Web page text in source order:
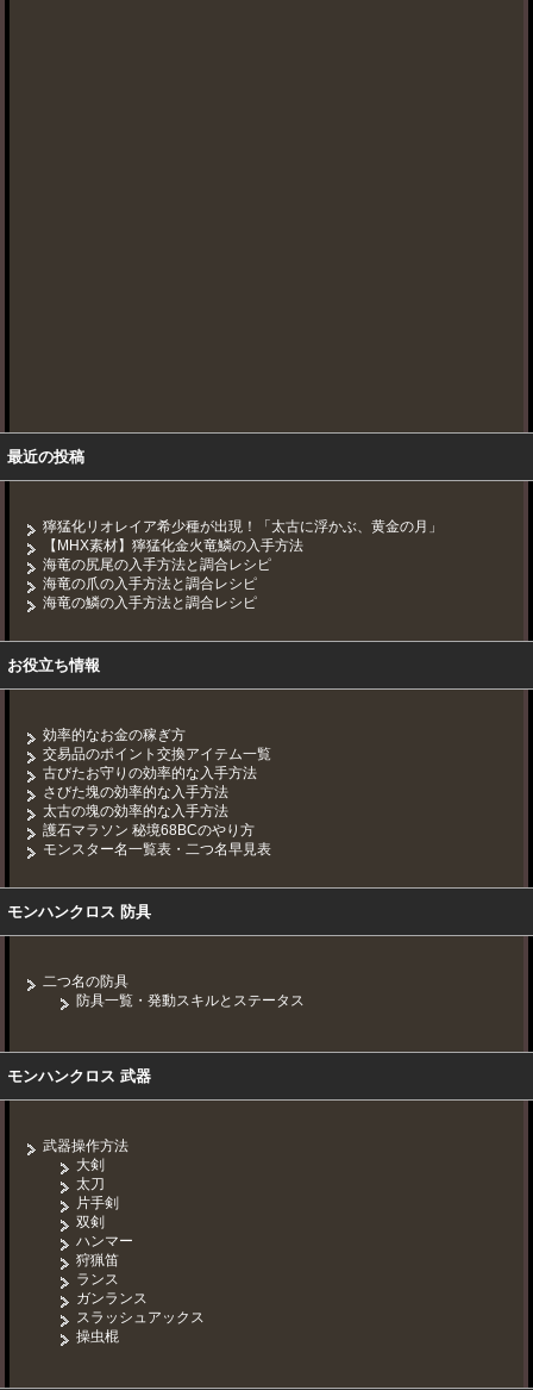
最近の投稿
獰猛化リオレイア希少種が出現！「太古に浮かぶ、黄金の月」
【MHX素材】獰猛化金火竜鱗の入手方法
海竜の尻尾の入手方法と調合レシピ
海竜の爪の入手方法と調合レシピ
海竜の鱗の入手方法と調合レシピ
お役立ち情報
効率的なお金の稼ぎ方
交易品のポイント交換アイテム一覧
古びたお守りの効率的な入手方法
さびた塊の効率的な入手方法
太古の塊の効率的な入手方法
護石マラソン 秘境68BCのやり方
モンスター名一覧表・二つ名早見表
モンハンクロス 防具
二つ名の防具
防具一覧・発動スキルとステータス
モンハンクロス 武器
武器操作方法
大剣
太刀
片手剣
双剣
ハンマー
狩猟笛
ランス
ガンランス
スラッシュアックス
操虫棍